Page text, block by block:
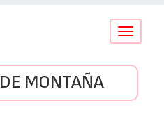
Conmutar
MONTAÑA